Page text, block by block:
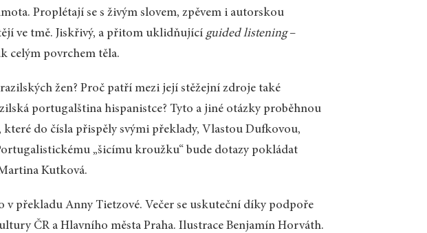
Proplétají se s živým slovem, zpěvem i autorskou
ve tmě. Jiskřivý, a přitom uklidňující guided listening–
celým povrchem těla.
žen? Proč patří mezi její stěžejní zdroje také
portugalština hispanistce? Tyto a jiné otázky proběhnou
do čísla přispěly svými překlady, Vlastou Dufkovou,
„šicímu kroužku“ bude dotazy pokládat
Kutková.
překladu Anny Tietzové. Večer se uskuteční díky podpoře
ČR a Hlavního města Praha. Ilustrace Benjamín Horváth.